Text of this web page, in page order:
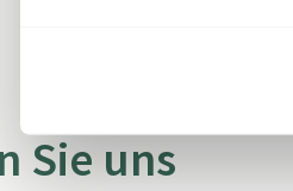
Sie uns